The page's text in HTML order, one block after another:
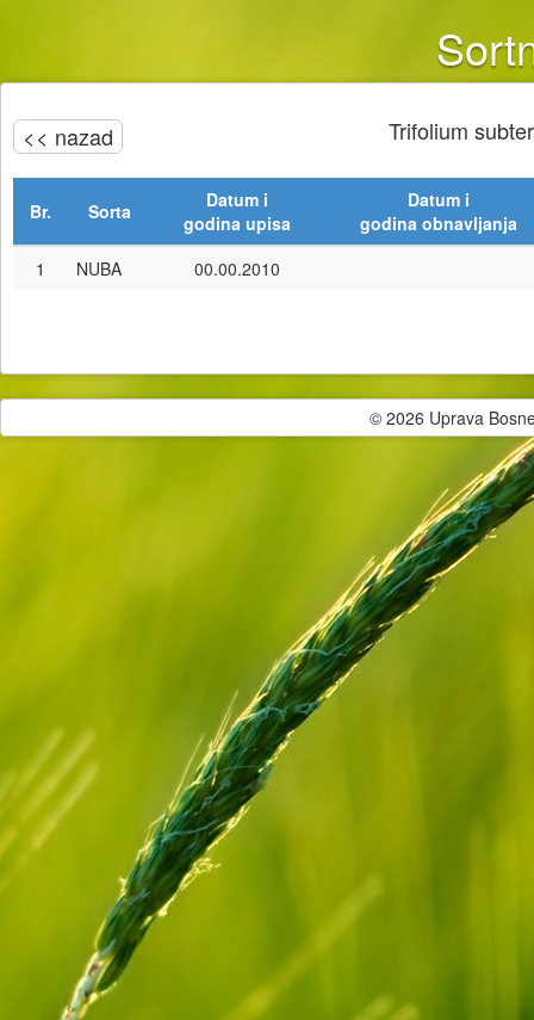
<< nazad Trifolium
Br. Sorta
Datum i
godina upisa
Datum i
godina obnavljanja
1
NUBA 00.00.2010
© 2026 Uprava